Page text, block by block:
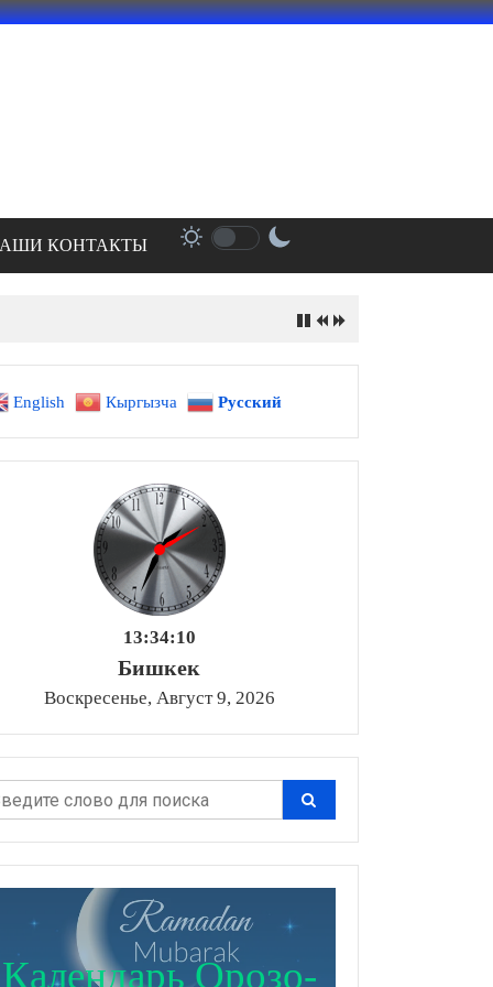
КОНТАКТЫ
English Кыргызча Русский
13:34:11
Бишкек
Воскресенье, Август 9, 2026
Календарь Орозо-